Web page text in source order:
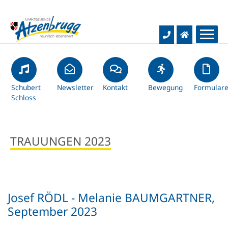
Aktuelles
Gemeinde-News
Baustellentagebuch
Gemeindezeitung
Rathaus & Bürgerservice
Gemeindevertretung
Dienstleistungen
Schulen
Bücherei
Leben & Freizeit
Wohnen & Bauen
Unternehmen
Schubert
Schloss
Newsletter Kontakt Bewegung Formulare
TRAUUNGEN 2023
Josef RÖDL - Melanie BAUMGARTNER,
September 2023